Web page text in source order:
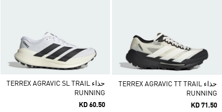
حذاء TERREX AGRAVIC TT TRAIL
RUNNING
KD 71.50
حذاء TERREX AGRAVIC SL TRAIL
RUNNING
KD 60.50